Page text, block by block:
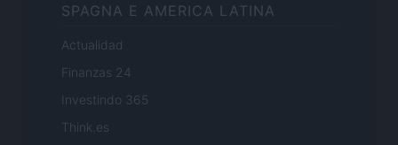
SPAGNA E AMERICA LATINA
Actualidad
Finanzas 24
Investindo 365
Think.es